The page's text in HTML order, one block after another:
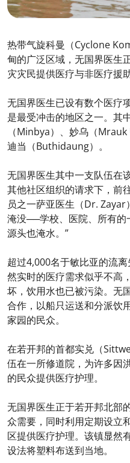
热带气旋科曼（Cyclone
甸的广泛区域，无国界医生
灾灾民提供医疗与非医疗援助
无国界医生已设有数个医疗
是最受冲击的地区之一。其
（Minbya）、妙乌（
迪当（Buthidaung）。
无国界医生其中一支队伍在
其他社区组织的请求下，前
员之一萨亚医生（Dr. Zayar
淹没──学校、医院、所有的
源头也淹水。”
超过4,000名于敏比亚的流
然实时的医疗需求似乎不高
坏，饮用水也已被污染。无
合作，以船只运送和分派饮
家园的民众。
在若开邦的首都实兑（
伍在一所修道院，为许多因
的民众提供医疗护理。
无国界医生正于若开邦北部
众需要，同时利用定期设立
区提供医疗护理。该镇显然
设法将塑料布送到当地。